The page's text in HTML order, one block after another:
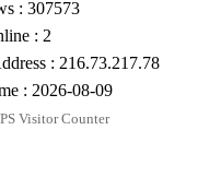
: 307573
: 2
: 216.73.217.78
: 2026-08-09
Visitor Counter